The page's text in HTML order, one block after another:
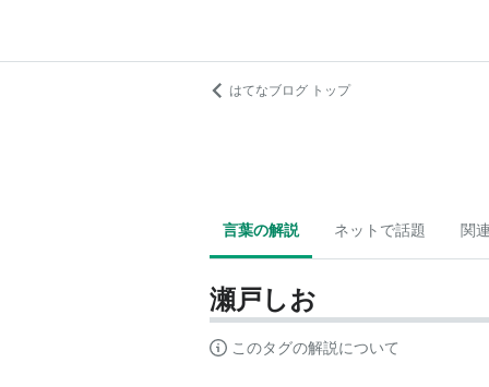
はてなブログ トップ
言葉の解説 ネットで話題 関
瀬戸しお
このタグの解説について